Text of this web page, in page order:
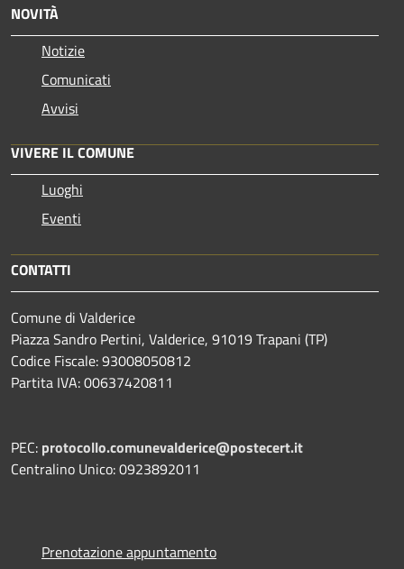
NOVITÀ
Notizie
Comunicati
Avvisi
VIVERE IL COMUNE
Luoghi
Eventi
CONTATTI
Comune di Valderice
Piazza Sandro Pertini, Valderice, 91019 Trapani (TP)
Codice Fiscale: 93008050812
Partita IVA: 00637420811
PEC: protocollo.comunevalderice@postecert.it
Centralino Unico: 0923892011
Prenotazione appuntamento